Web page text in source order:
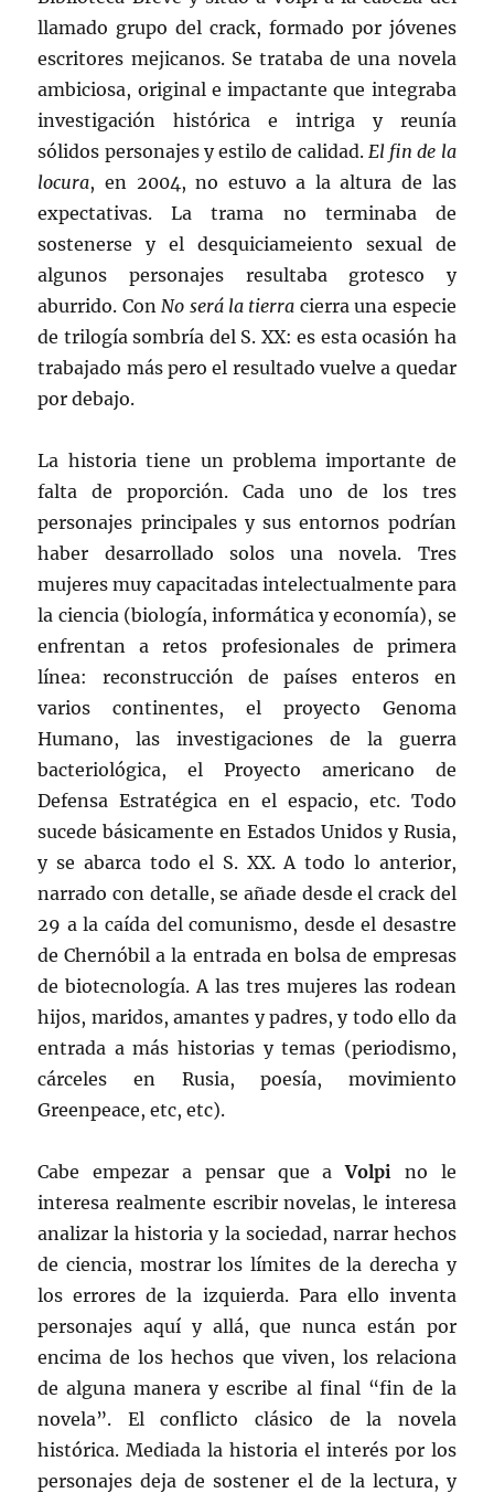
llamado grupo del crack, formado por jóvenes
escritores mejicanos. Se trataba de una novela
ambiciosa, original e impactante que integraba
investigación histórica e intriga y reunía
sólidos personajes y estilo de calidad. El fin de la
locura, en 2004, no estuvo a la altura de las
expectativas. La trama no terminaba de
sostenerse y el desquiciameiento sexual de
algunos personajes resultaba grotesco y
aburrido. ConNo será la tierra cierra una especie
de trilogía sombría del S. XX: es esta ocasión ha
trabajado más pero el resultado vuelve a quedar
por debajo.
La historia tiene un problema importante de
falta de proporción. Cada uno de los tres
personajes principales y sus entornos podrían
haber desarrollado solos una novela. Tres
mujeres muy capacitadas intelectualmente para
la ciencia (biología, informática y economía), se
enfrentan a retos profesionales de primera
línea: reconstrucción de países enteros en
varios continentes, el proyecto Genoma
Humano, las investigaciones de la guerra
bacteriológica, el Proyecto americano de
Defensa Estratégica en el espacio, etc. Todo
sucede básicamente en Estados Unidos y Rusia,
y se abarca todo el S. XX. A todo lo anterior,
narrado con detalle, se añade desde el crack del
29 a la caída del comunismo, desde el desastre
de Chernóbil a la entrada en bolsa de empresas
de biotecnología. A las tres mujeres las rodean
hijos, maridos, amantes y padres, y todo ello da
entrada a más historias y temas (periodismo,
cárceles en Rusia, poesía, movimiento
Greenpeace, etc, etc).
Cabe empezar a pensar que aVolpi no le
interesa realmente escribir novelas, le interesa
analizar la historia y la sociedad, narrar hechos
de ciencia, mostrar los límites de la derecha y
los errores de la izquierda. Para ello inventa
personajes aquí y allá, que nunca están por
encima de los hechos que viven, los relaciona
de alguna manera y escribe al final “fin de la
novela”. El conflicto clásico de la novela
histórica. Mediada la historia el interés por los
personajes deja de sostener el de la lectura, y